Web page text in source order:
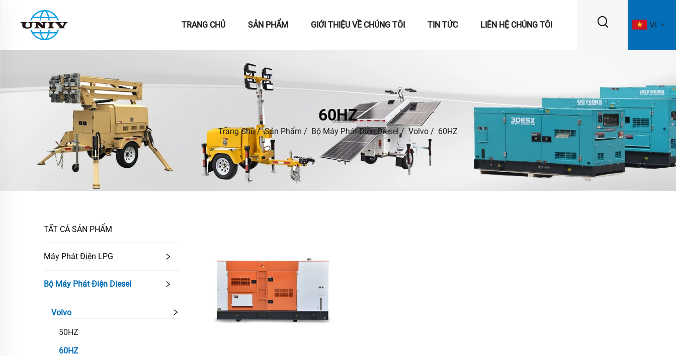
TRANG CHỦ SẢN PHẨM GIỚI THIỆU VỀ CHÚNG TÔI TIN TỨC LIÊN HỆ CHÚNG TÔI VI
60HZ
Trang Chủ/Sản Phẩm / Bộ Máy Phát Điện Diesel/ Volvo / 60HZ
TẤT CẢ SẢN PHẨM
Máy Phát Điện LPG
Bộ Máy Phát Điện Diesel
Volvo
50HZ
60HZ